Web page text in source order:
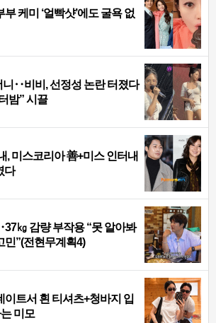
케미 ‘얼빡샷’에도 굴욕 없
니‥비비, 선정성 논란 터졌다
밤” 시끌
, 미스코리아 善+미스 인터내
다
㎏ 감량 부작용 “못 알아봐
민”(전현무계획4)
이트서 흰 티셔츠+청바지 입
미모